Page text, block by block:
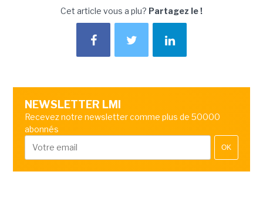
Cet article vous a plu? Partagez le !
NEWSLETTER LMI
Recevez notre newsletter comme plus de 50000
abonnés
OK